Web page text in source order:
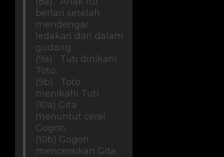
berlari setelah
mendengar
ledakan dari dalam
gudang.
(9a) Tuti dinikahi
Toto.
(9b) Toto
menikahi Tuti.
(10a) Gita
menuntut cerai
Gogon.
(10b) Gogon
menceraikan Gita.